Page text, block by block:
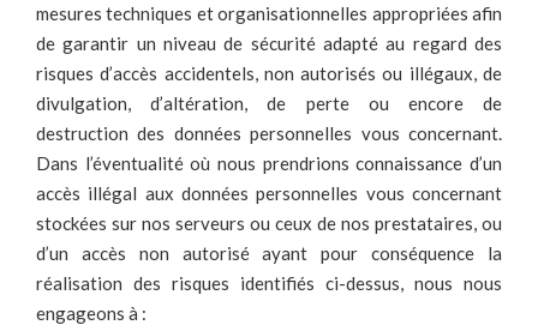
mesures techniques et organisationnelles appropriées afin
de garantir un niveau de sécurité adapté au regard des
risques d’accès accidentels, non autorisés ou illégaux, de
divulgation, d’altération, de perte ou encore de
destruction des données personnelles vous concernant.
Dans l’éventualité où nous prendrions connaissance d’un
accès illégal aux données personnelles vous concernant
stockées sur nos serveurs ou ceux de nos prestataires, ou
d’un accès non autorisé ayant pour conséquence la
réalisation des risques identifiés ci-dessus, nous nous
engageons à :